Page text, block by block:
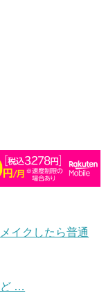
イクしたら普通
ど …